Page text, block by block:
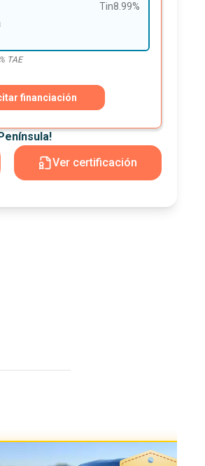
Tin8.99%
TAE
financiación
Ver certificación